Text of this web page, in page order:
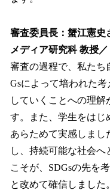
審査委員長：蟹江憲史
メディア研究科 教授
審査の過程で、私たち
Gsによって培われた
していくことへの理解
す。また、学生をはじ
あらためて実感しまし
し、持続可能な社会
こそが、SDGsの先を
と改めて確信しました。